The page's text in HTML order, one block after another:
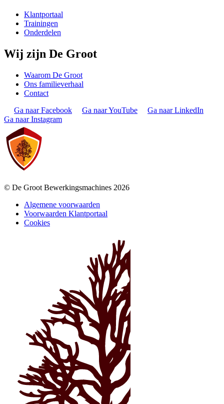
Klantportaal
Trainingen
Onderdelen
Wij zijn De Groot
Waarom De Groot
Ons familieverhaal
Contact
Ga naar Facebook
Ga naar YouTube
Ga naar LinkedIn
Ga naar Instagram
© De Groot Bewerkingsmachines 2026
Algemene voorwaarden
Voorwaarden Klantportaal
Cookies